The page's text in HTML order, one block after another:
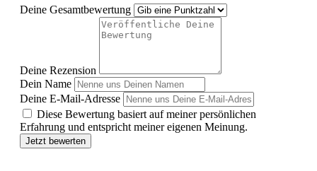
Deine Gesamtbewertung
Deine Rezension
Dein Name
Deine E-Mail-Adresse
Diese Bewertung basiert auf meiner persönlichen
Erfahrung und entspricht meiner eigenen Meinung.
Jetzt bewerten